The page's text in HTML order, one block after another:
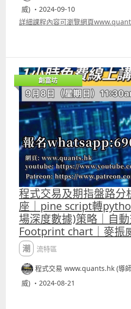
威) ・2024-09-10
詳細課程內容可瀏覽網頁
創富坊
程式交易及期指盤路分
座｜pine script轉
場深度數據)策略｜自動
Footprint chart｜麥振
潮流特區
程式交易 www.quants.hk (導
威) ・2024-08-21